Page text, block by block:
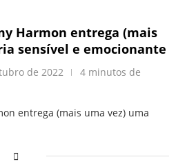
Harmon entrega (mais
sensível e emocionante
de 2022
4 minutos de
entrega (mais uma vez) uma